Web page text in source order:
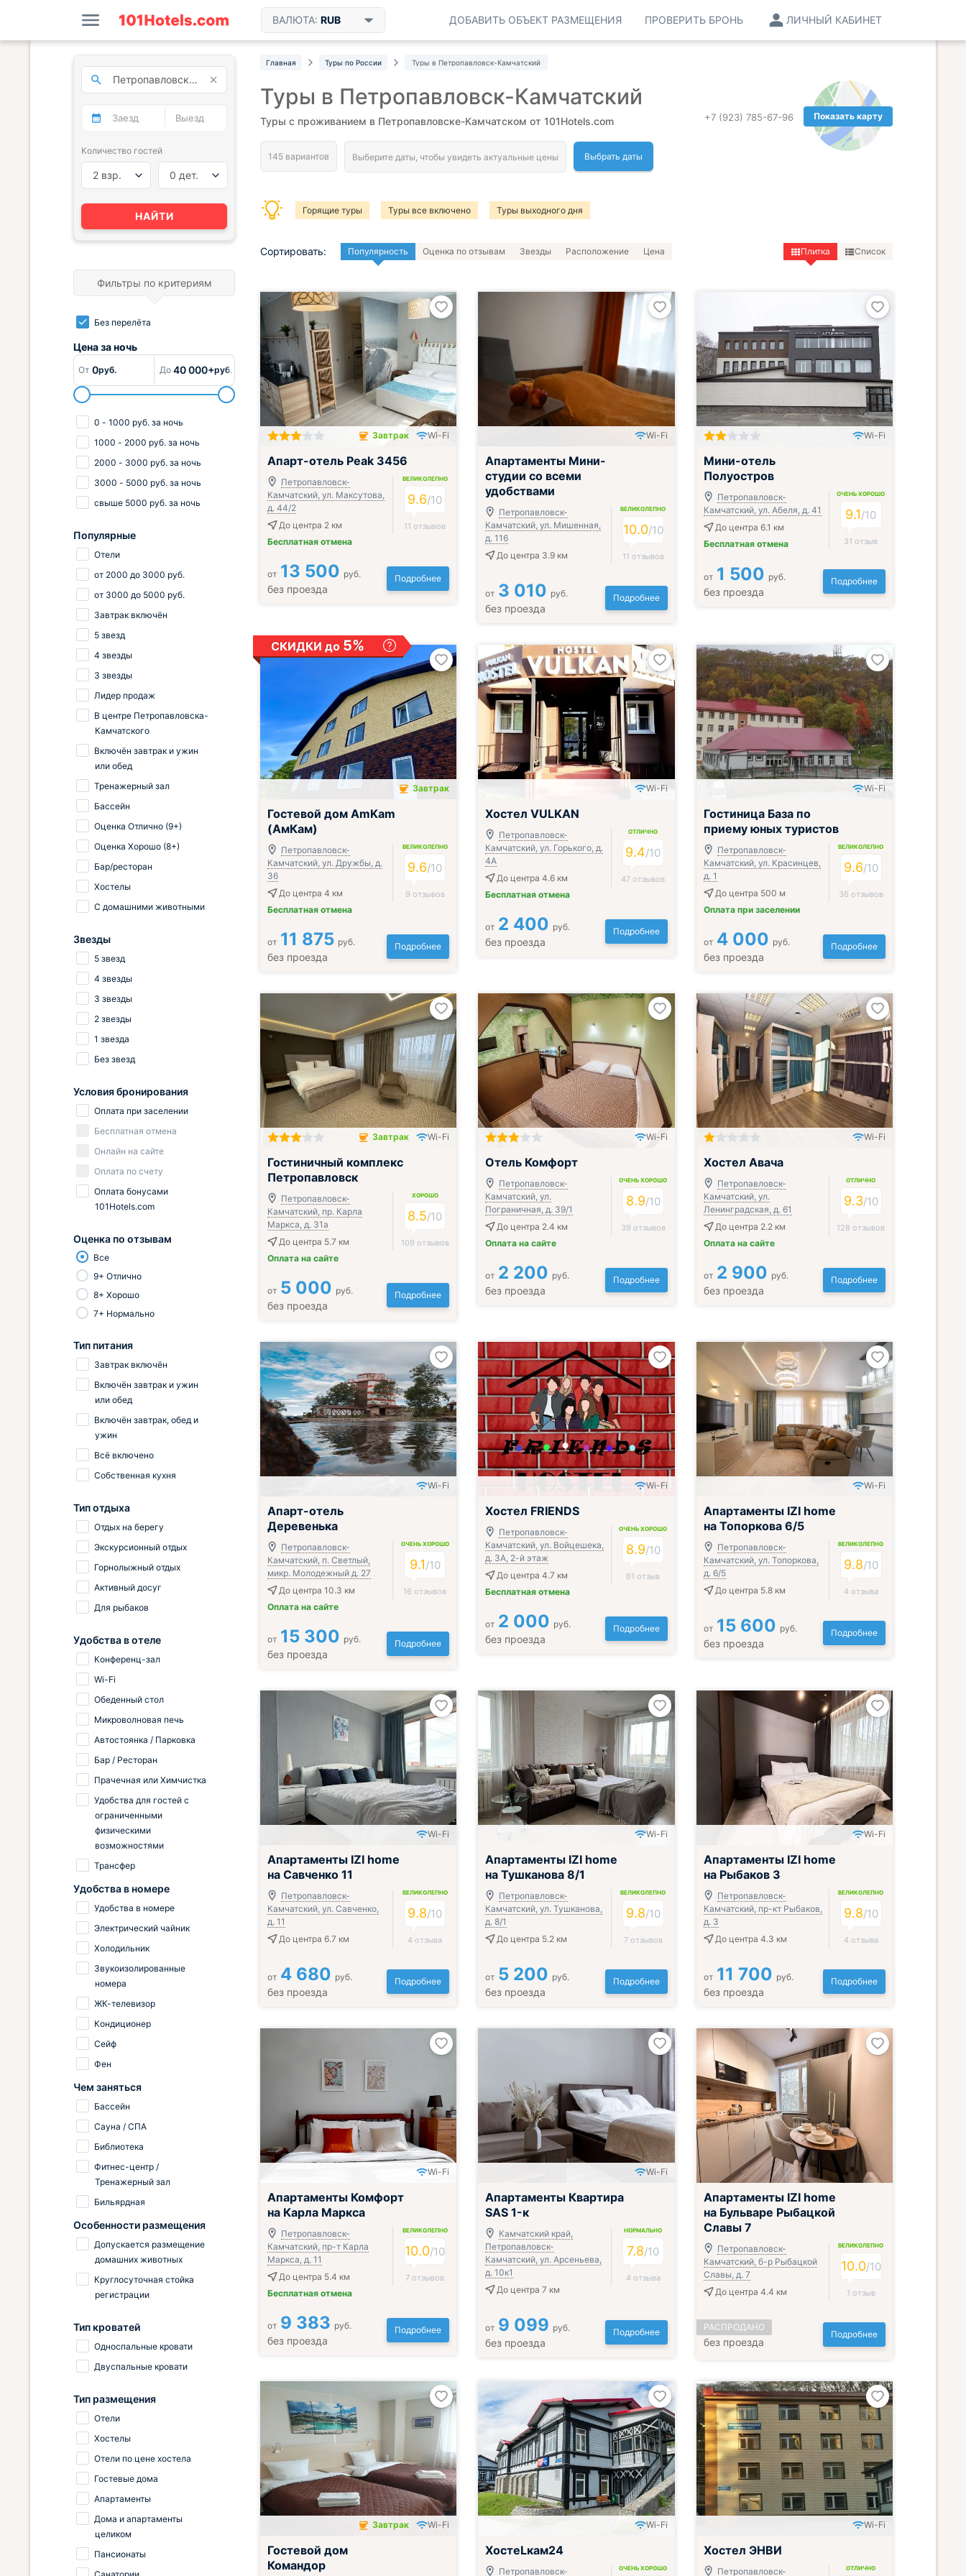
ВАЛЮТА: RUB ЛИЧНЫЙ КАБИНЕТ
ПРОВЕРИТЬ БРОНЬ
ДОБАВИТЬ ОБЪЕКТ РАЗМЕЩЕНИЯ
Главная Туры по России Туры в Петропавловск-Камчатский
Показать карту
+7 (923) 785-67-96
Туры в Петропавловск-Камчатский
Туры с проживанием в Петропавловске-Камчатском от 101Hotels.com
Выбрать даты
Горящие туры Туры все включено Туры выходного дня
Сортировать: Популярность Оценка по отзывам Звезды Расположение Цена Плитка Список
Завтрак включён
Завтрак Wi-Fi
Апарт-отель Peak 3456
Петропавловск-
Камчатский, ул. Максутова,
д. 44/2
До центра 2 км
Бесплатная отмена
ВЕЛИКОЛЕПНО
9.6/10
11 отзывов
от 13 500 руб.
без проезда
Подробнее
Wi-Fi
Апартаменты Мини-
студии со всеми
удобствами
Петропавловск-
Камчатский, ул. Мишенная,
д. 116
До центра 3.9 км
ВЕЛИКОЛЕПНО
10.0/10
11 отзывов
от 3 010 руб.
без проезда
Подробнее
Включён завтрак, обед и ужин
Wi-Fi
Мини-отель
Полуостров
Петропавловск-
Камчатский, ул. Абеля, д. 41
До центра 6.1 км
Бесплатная отмена
ОЧЕНЬ ХОРОШО
9.1/10
31 отзыв
от 1 500 руб.
без проезда
Подробнее
СКИДКИ до 5%
; Завтрак включён
Завтрак
Гостевой дом AmKam
(АмКам)
Петропавловск-
Камчатский, ул. Дружбы, д.
36
До центра 4 км
Бесплатная отмена
ВЕЛИКОЛЕПНО
9.6/10
9 отзывов
от 11 875 руб.
без проезда
Подробнее
Wi-Fi
Хостел VULKAN
Петропавловск-
Камчатский, ул. Горького, д.
4А
До центра 4.6 км
Бесплатная отмена
ОТЛИЧНО
9.4/10
47 отзывов
от 2 400 руб.
без проезда
Подробнее
Wi-Fi
Гостиница База по
приему юных туристов
Петропавловск-
Камчатский, ул. Красинцев,
д. 1
До центра 500 м
Оплата при заселении
ВЕЛИКОЛЕПНО
9.6/10
36 отзывов
от 4 000 руб.
без проезда
Подробнее
Завтрак включён
Завтрак Wi-Fi
Гостиничный комплекс
Петропавловск
Петропавловск-
Камчатский, пр. Карла
Маркса, д. 31а
До центра 5.7 км
Оплата на сайте
ХОРОШО
8.5/10
109 отзывов
от 5 000 руб.
без проезда
Подробнее
Wi-Fi
Отель Комфорт
Петропавловск-
Камчатский, ул.
Пограничная, д. 39/1
До центра 2.4 км
Оплата на сайте
ОЧЕНЬ ХОРОШО
8.9/10
39 отзывов
от 2 200 руб.
без проезда
Подробнее
Wi-Fi
Хостел Авача
Петропавловск-
Камчатский, ул.
Ленинградская, д. 61
До центра 2.2 км
Оплата на сайте
ОТЛИЧНО
9.3/10
128 отзывов
от 2 900 руб.
без проезда
Подробнее
Включён завтрак и ужин или обед
Wi-Fi
Апарт-отель
Деревенька
Петропавловск-
Камчатский, п. Светлый,
микр. Молодежный д. 27
До центра 10.3 км
Оплата на сайте
ОЧЕНЬ ХОРОШО
9.1/10
16 отзывов
от 15 300 руб.
без проезда
Подробнее
Wi-Fi
Хостел FRIENDS
Петропавловск-
Камчатский, ул. Войцешека,
д. 3А, 2-й этаж
До центра 4.7 км
Бесплатная отмена
ОЧЕНЬ ХОРОШО
8.9/10
61 отзыв
от 2 000 руб.
без проезда
Подробнее
Wi-Fi
Апартаменты IZI home
на Топоркова 6/5
Петропавловск-
Камчатский, ул. Топоркова,
д. 6/5
До центра 5.8 км
ВЕЛИКОЛЕПНО
9.8/10
4 отзыва
от 15 600 руб.
без проезда
Подробнее
Wi-Fi
Апартаменты IZI home
на Савченко 11
Петропавловск-
Камчатский, ул. Савченко,
д. 11
До центра 6.7 км
ВЕЛИКОЛЕПНО
9.8/10
4 отзыва
от 4 680 руб.
без проезда
Подробнее
Wi-Fi
Апартаменты IZI home
на Тушканова 8/1
Петропавловск-
Камчатский, ул. Тушканова,
д. 8/1
До центра 5.2 км
ВЕЛИКОЛЕПНО
9.8/10
7 отзывов
от 5 200 руб.
без проезда
Подробнее
Wi-Fi
Апартаменты IZI home
на Рыбаков 3
Петропавловск-
Камчатский, пр-кт Рыбаков,
д. 3
До центра 4.3 км
ВЕЛИКОЛЕПНО
9.8/10
4 отзыва
от 11 700 руб.
без проезда
Подробнее
Wi-Fi
Апартаменты Комфорт
на Карла Маркса
Петропавловск-
Камчатский, пр-т Карла
Маркса, д. 11
До центра 5.4 км
Бесплатная отмена
ВЕЛИКОЛЕПНО
10.0/10
7 отзывов
от 9 383 руб.
без проезда
Подробнее
Wi-Fi
Апартаменты Квартира
SAS 1-к
Камчатский край,
Петропавловск-
Камчатский, ул. Арсеньева,
д. 10к1
До центра 7 км
НОРМАЛЬНО
7.8/10
4 отзыва
от 9 099 руб.
без проезда
Подробнее
Апартаменты IZI home
на Бульваре Рыбацкой
Славы 7
Петропавловск-
Камчатский, б-р Рыбацкой
Славы, д. 7
До центра 4.4 км
ВЕЛИКОЛЕПНО
10.0/10
1 отзыв
РАСПРОДАНО
без проезда
Подробнее
Завтрак включён
Завтрак Wi-Fi
Гостевой дом
Командор
Wi-Fi
ХостеLкам24
Петропавловск- ОЧЕНЬ ХОРОШО
Wi-Fi
Хостел ЭНВИ
Петропавловск- ОТЛИЧНО
Количество гостей
2 взр. 0 дет.
НАЙТИ
Фильтры по критериям
Без перелёта
Цена заночь
От 0руб. До 40 000+руб.
0 - 1000 руб. за ночь
1000 - 2000 руб. за ночь
2000 - 3000 руб. за ночь
3000 - 5000 руб. за ночь
свыше 5000 руб. за ночь
Популярные
Отели
от 2000 до 3000 руб.
от 3000 до 5000 руб.
Завтрак включён
5 звезд
4 звезды
3 звезды
Лидер продаж
В центре Петропавловска-
Камчатского
Включён завтрак и ужин
или обед
Тренажерный зал
Бассейн
Оценка Отлично (9+)
Оценка Хорошо (8+)
Бар/ресторан
Хостелы
С домашними животными
Звезды
5 звезд
4 звезды
3 звезды
2 звезды
1 звезда
Без звезд
Условия бронирования
Оплата при заселении
Бесплатная отмена
Онлайн на сайте
Оплата по счету
Оплата бонусами
101Hotels.com
Оценка по отзывам
Все
9+ Отлично
8+ Хорошо
7+ Нормально
Тип питания
Завтрак включён
Включён завтрак и ужин
или обед
Включён завтрак, обед и
ужин
Всё включено
Собственная кухня
Тип отдыха
Отдых на берегу
Экскурсионный отдых
Горнолыжный отдых
Активный досуг
Для рыбаков
Удобства в отеле
Конференц-зал
Wi-Fi
Обеденный стол
Микроволновая печь
Автостоянка / Парковка
Бар / Ресторан
Прачечная или Химчистка
Удобства для гостей с
ограниченными
физическими
возможностями
Трансфер
Удобства в номере
Удобства в номере
Электрический чайник
Холодильник
Звукоизолированные
номера
ЖК-телевизор
Кондиционер
Сейф
Фен
Чем заняться
Бассейн
Сауна / СПА
Библиотека
Фитнес-центр /
Тренажерный зал
Бильярдная
Особенности размещения
Допускается размещение
домашних животных
Круглосуточная стойка
регистрации
Тип кроватей
Односпальные кровати
Двуспальные кровати
Тип размещения
Отели
Хостелы
Отели по цене хостела
Гостевые дома
Апартаменты
Дома и апартаменты
целиком
Пансионаты